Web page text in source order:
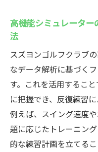
高機能シミュレータ
法
スズヨンゴルフクラブ
なデータ解析に基づく
す。これを活用するこ
に把握でき、反復練習
例えば、スイング速度
題に応じたトレーニン
的な練習計画を立てる